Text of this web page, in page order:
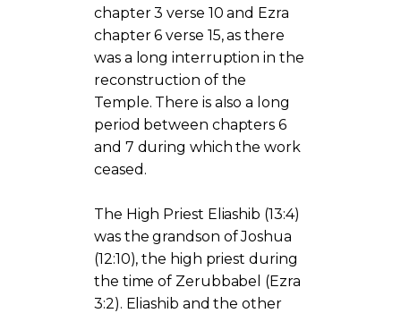
chapter 3 verse 10 and Ezra
chapter 6 verse 15, as there
was a long interruption in the
reconstruction of the
Temple. There is also a long
period between chapters 6
and 7 during which the work
ceased.
The High Priest Eliashib (13:4)
was the grandson of Joshua
(12:10), the high priest during
the time of Zerubbabel (Ezra
3:2). Eliashib and the other